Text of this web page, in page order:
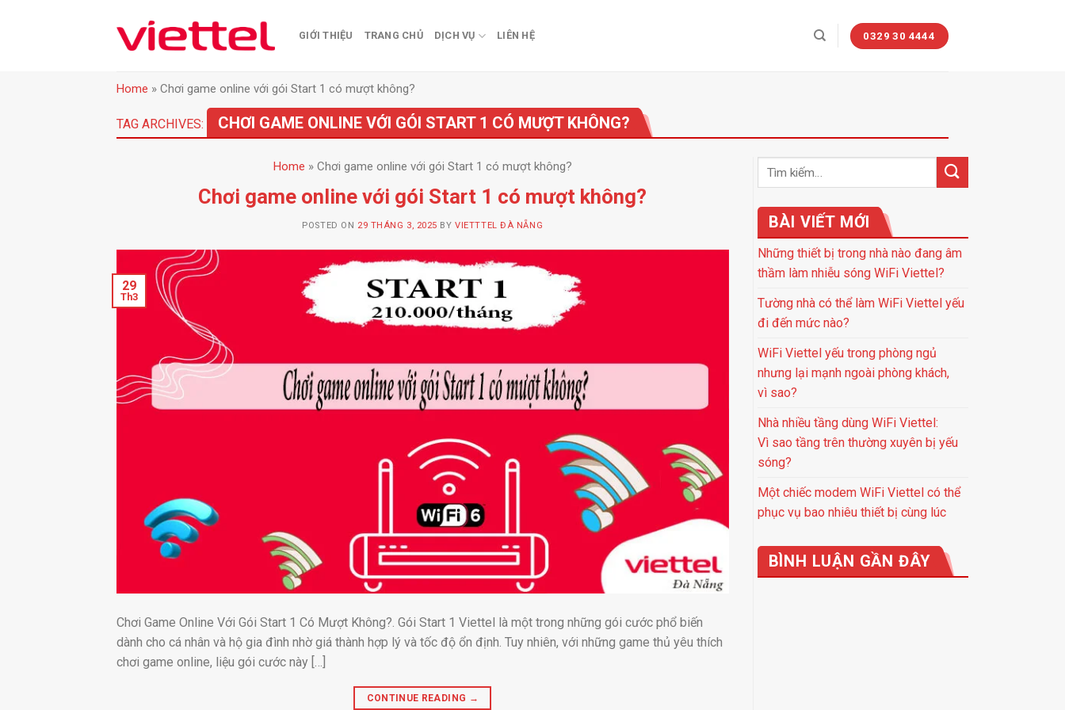
GIỚI THIỆU TRANG CHỦ DỊCH VỤ LIÊN HỆ 0329 30 4444
Home » Chơi game online với gói Start 1 có mượt không?
TAG ARCHIVES: CHƠI GAME ONLINE VỚI GÓI START 1 CÓ MƯỢT KHÔNG?
Home » Chơi game online với gói Start 1 có mượt không?
Chơi game online với gói Start 1 có mượt không?
POSTED ON 29 THÁNG 3, 2025 BYVIETTTEL ĐÀ NẴNG
29
Th3
Chơi Game Online Với Gói Start 1 Có Mượt Không?. Gói Start 1 Viettel là một trong những gói cước phổ biến
dành cho cá nhân và hộ gia đình nhờ giá thành hợp lý và tốc độ ổn định. Tuy nhiên, với những game thủ yêu thích
chơi game online, liệu gói cước này […]
CONTINUE READING →
BÀI VIẾT MỚI
Những thiết bị trong nhà nào đang âm
thầm làm nhiễu sóng WiFi Viettel?
Tường nhà có thể làm WiFi Viettel yếu
đi đến mức nào?
WiFi Viettel yếu trong phòng ngủ
nhưng lại mạnh ngoài phòng khách,
vì sao?
Nhà nhiều tầng dùng WiFi Viettel:
Vì sao tầng trên thường xuyên bị yếu
sóng?
Một chiếc modem WiFi Viettel có thể
phục vụ bao nhiêu thiết bị cùng lúc
BÌNH LUẬN GẦN ĐÂY